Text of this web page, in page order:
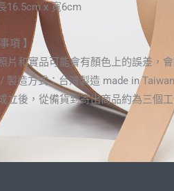
16.5cm x 寬6cm
項 】
片和實品可能會有顏色上的誤差，
製造方式：台灣製造 made in
立後，從備貨到寄出商品約為三個